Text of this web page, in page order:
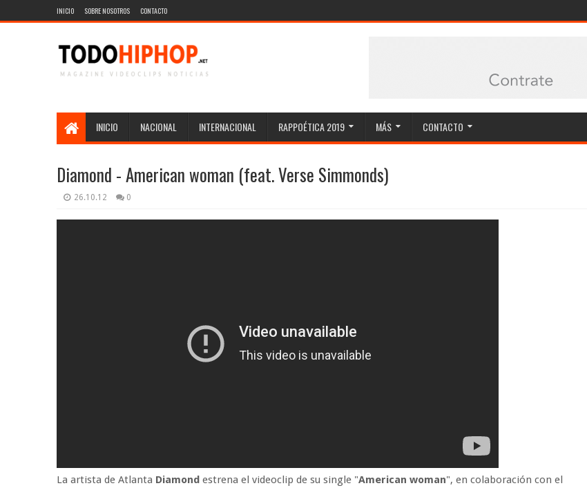
INICIO SOBRE NOSOTROS CONTACTO
INICIO NACIONAL INTERNACIONAL RAPPOÉTICA 2019 MÁS CONTACTO
Diamond - American woman (feat. Verse Simmonds)
26.10.12 0
La artista de Atlanta Diamond estrena el videoclip de su single "American woman", en colaboración con el